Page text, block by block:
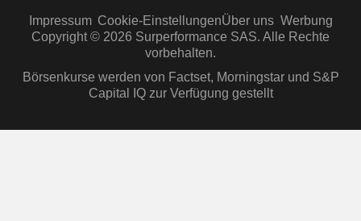
Impressum Cookie-EinstellungenÜber uns Werbung
Copyright © 2026 Surperformance SAS. Alle Rechte
vorbehalten.
Börsenkurse werden von Factset, Morningstar und S&P
Capital IQ zur Verfügung gestellt